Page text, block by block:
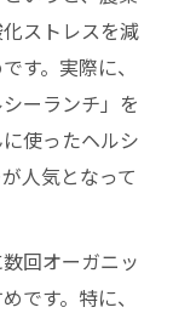
るシワ対策
ワ予防を実
果アップ
物
ストレスを減
す。実際に、
ーランチ」を
使ったヘルシ
人気となって
回オーガニッ
です。特に、